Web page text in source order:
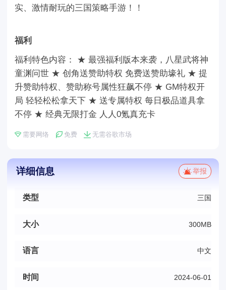
实、激情耐玩的三国策略手游！！
福利
福利特色内容： ★ 最强福利版本来袭，八星武将神
童渊问世 ★ 创角送赞助特权 免费送赞助壕礼 ★ 提
升赞助特权、赞助称号属性狂飙不停 ★ GM特权开
局 轻轻松松拿天下 ★ 送专属特权 每日极品道具拿
不停 ★ 经典无限打金 人人0氪真充卡
需要网络 免费 无需谷歌市场
详细信息 举报
类型 三国
大小 300MB
语言 中文
时间 2024-06-01